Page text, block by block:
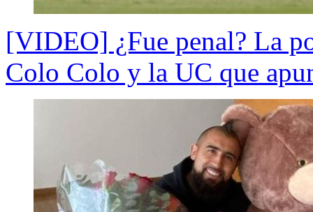
[VIDEO] ¿Fue penal? La
Colo Colo y la UC que